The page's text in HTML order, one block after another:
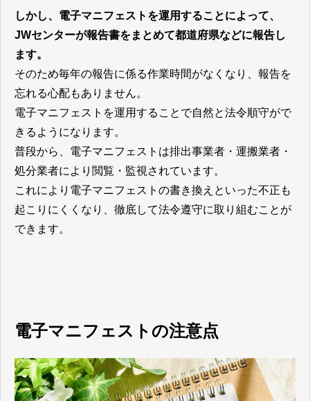
しかし、電子マニフェストを運用することによって、
JWセンターが報告書をまとめて都道府県などに報告し
ます。
そのため毎年の報告に係る作業時間がなくなり、報告を
忘れる心配もありません。
電子マニフェストを運用することで自然と法令順守がで
きるようになります。
普段から、電子マニフェストは排出事業者・運搬業者・
処分業者により閲覧・監視されています。
これにより電子マニフェストの書き換えといった不正も
起こりにくくなり、徹底して法令遵守に取り組むことが
できます。
電子マニフェストの注意点